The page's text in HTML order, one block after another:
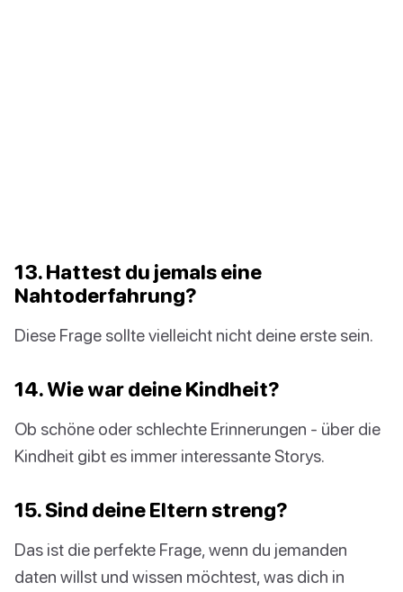
13. Hattest du jemals eine
Nahtoderfahrung?
Diese Frage sollte vielleicht nicht deine erste sein.
14. Wie war deine Kindheit?
Ob schöne oder schlechte Erinnerungen - über die
Kindheit gibt es immer interessante Storys.
15. Sind deine Eltern streng?
Das ist die perfekte Frage, wenn du jemanden
daten willst und wissen möchtest, was dich in